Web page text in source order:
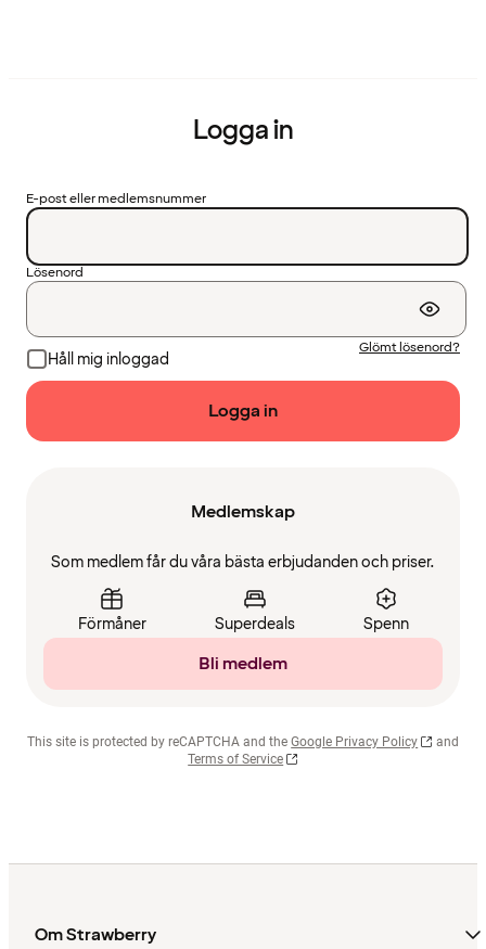
Logga in
E-post eller medlemsnummer
Lösenord
Håll mig inloggad
Glömt lösenord?
Logga in
Medlemskap
Som medlem får du våra bästa erbjudanden och priser.
Förmåner Superdeals Spenn
Bli medlem
This site is protected by reCAPTCHA and the Google Privacy Policy
and
Terms of Service
Om Strawberry